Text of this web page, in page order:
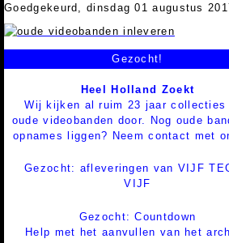
Goedgekeurd, dinsdag 01 augustus
Gezocht!
Heel Holland Zoekt
Wij kijken al ruim 23 jaar collecties
oude videobanden door. Nog oude
opnames liggen? Neem contact met
Gezocht: afleveringen van VIJF
VIJF
Gezocht: Countdown
Help met het aanvullen van het